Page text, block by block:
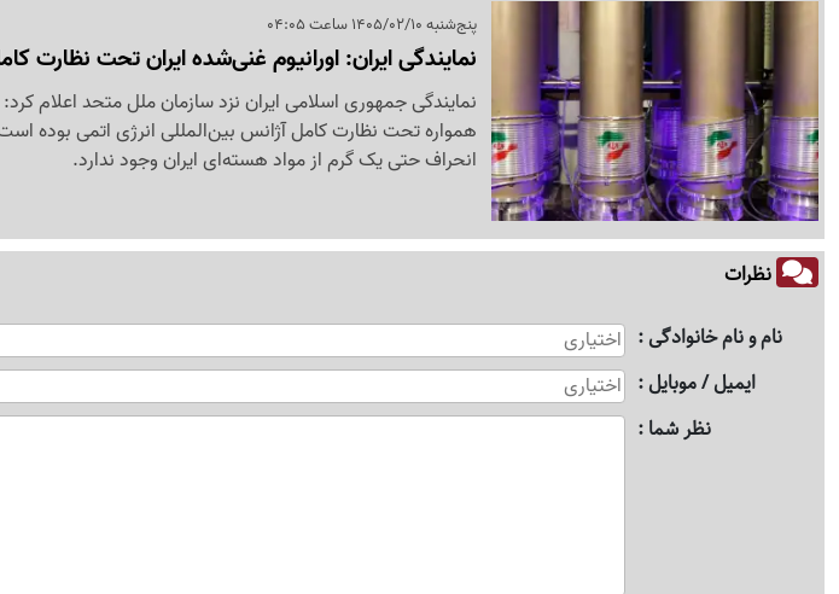
پنج‌شنبه 1405/02/10 ساعت 04:05
نمایندگی ایران: اورانیوم غنی‌شده ایران تحت نظارت
نمایندگی جمهوری اسلامی ایران نزد سازمان ملل متحد اعلام کرد:
همواره تحت نظارت کامل آژانس بین‌المللی انرژی اتمی بوده
انحراف حتی یک گرم از مواد هسته‌ای ایران وجود ندارد.
نظرات
نام و نام خانوادگی
ایمیل / موبایل
نظر شما